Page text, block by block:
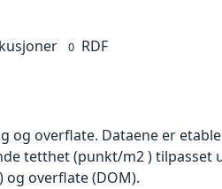
0 RDF
og overflate. Dataene er
tetthet (punkt/m2 )
overflate (DOM).